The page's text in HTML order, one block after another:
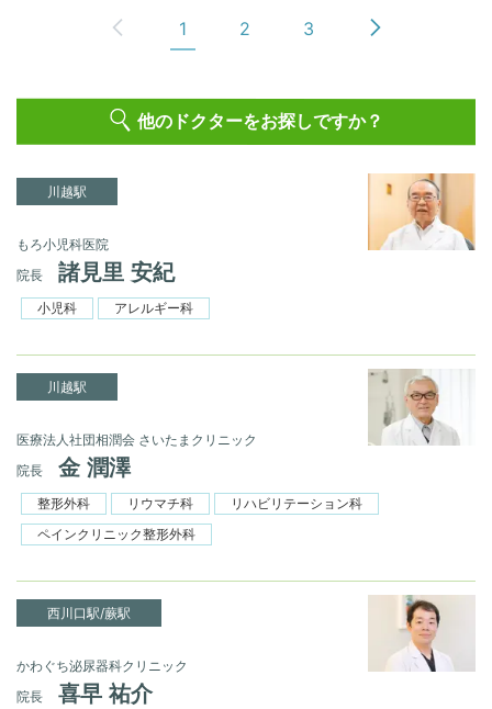
1 2 3
他のドクターをお探しですか？
川越駅
もろ小児科医院
院長
諸見里 安紀
小児科 アレルギー科
川越駅
医療法人社団相潤会 さいたまクリニック
院長
金 潤澤
整形外科 リウマチ科
リハビリテーション科
ペインクリニック整形外科
西川口駅/蕨駅
かわぐち泌尿器科クリニック
院長
喜早 祐介